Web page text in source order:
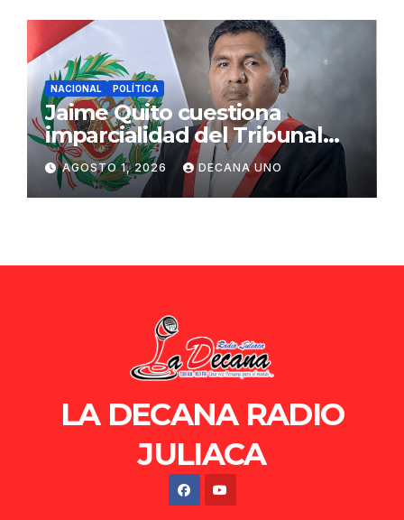
NACIONAL POLÍTICA
Jaime Quito cuestiona
imparcialidad del Tribunal
Constitucional tras liberación
de Ollanta Humala
AGOSTO 1, 2026 DECANA UNO
LA DECANA RADIO
JULIACA